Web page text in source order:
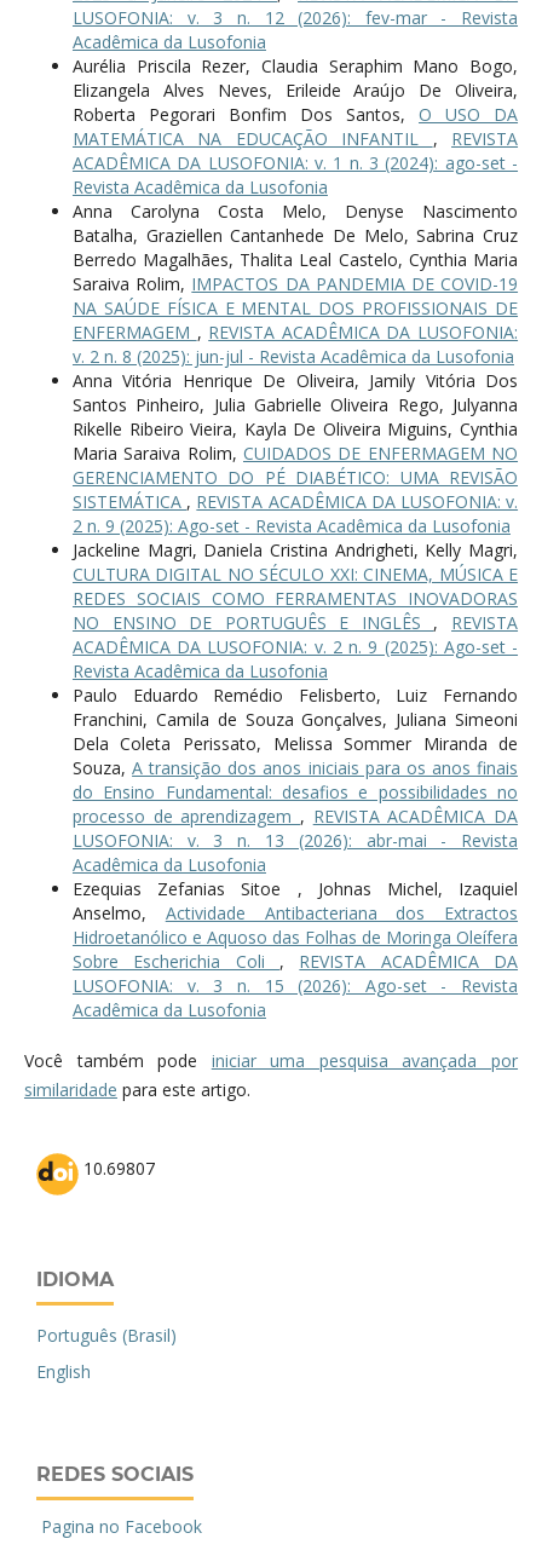
LUSOFONIA: v. 3 n. 12 (2026): fev-mar - Revista
Acadêmica da Lusofonia
Aurélia Priscila Rezer, Claudia Seraphim Mano Bogo,
Elizangela Alves Neves, Erileide Araújo De Oliveira,
Roberta Pegorari Bonfim Dos Santos,O USO DA
MATEMÁTICA NA EDUCAÇÃO INFANTIL , REVISTA
ACADÊMICA DA LUSOFONIA: v. 1 n. 3 (2024): ago-set -
Revista Acadêmica da Lusofonia
Anna Carolyna Costa Melo, Denyse Nascimento
Batalha, Graziellen Cantanhede De Melo, Sabrina Cruz
Berredo Magalhães, Thalita Leal Castelo, Cynthia Maria
Saraiva Rolim, IMPACTOS DA PANDEMIA DE COVID-19
NA SAÚDE FÍSICA E MENTAL DOS PROFISSIONAIS DE
ENFERMAGEM , REVISTA ACADÊMICA DA LUSOFONIA:
v. 2 n. 8 (2025): jun-jul - Revista Acadêmica da Lusofonia
Anna Vitória Henrique De Oliveira, Jamily Vitória Dos
Santos Pinheiro, Julia Gabrielle Oliveira Rego, Julyanna
Rikelle Ribeiro Vieira, Kayla De Oliveira Miguins, Cynthia
Maria Saraiva Rolim, CUIDADOS DE ENFERMAGEM NO
GERENCIAMENTO DO PÉ DIABÉTICO: UMA REVISÃO
SISTEMÁTICA , REVISTA ACADÊMICA DA LUSOFONIA: v.
2 n. 9 (2025): Ago-set - Revista Acadêmica da Lusofonia
Jackeline Magri, Daniela Cristina Andrigheti, Kelly Magri,
CULTURA DIGITAL NO SÉCULO XXI: CINEMA, MÚSICA E
REDES SOCIAIS COMO FERRAMENTAS INOVADORAS
NO ENSINO DE PORTUGUÊS E INGLÊS , REVISTA
ACADÊMICA DA LUSOFONIA: v. 2 n. 9 (2025): Ago-set -
Revista Acadêmica da Lusofonia
Paulo Eduardo Remédio Felisberto, Luiz Fernando
Franchini, Camila de Souza Gonçalves, Juliana Simeoni
Dela Coleta Perissato, Melissa Sommer Miranda de
Souza,A transição dos anos iniciais para os anos finais
do Ensino Fundamental: desafios e possibilidades no
processo de aprendizagem , REVISTA ACADÊMICA DA
LUSOFONIA: v. 3 n. 13 (2026): abr-mai - Revista
Acadêmica da Lusofonia
Ezequias Zefanias Sitoe , Johnas Michel, Izaquiel
Anselmo, Actividade Antibacteriana dos Extractos
Hidroetanólico e Aquoso das Folhas de Moringa Oleífera
Sobre Escherichia Coli , REVISTA ACADÊMICA DA
LUSOFONIA: v. 3 n. 15 (2026): Ago-set - Revista
Acadêmica da Lusofonia
Você também pode iniciar uma pesquisa avançada por
similaridade para este artigo.
10.69807
IDIOMA
Português (Brasil)
English
REDES SOCIAIS
Pagina no Facebook